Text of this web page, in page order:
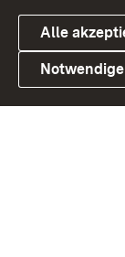
Link zum
Alle